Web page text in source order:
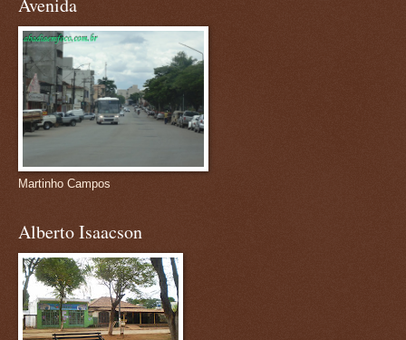
Avenida
Martinho Campos
Alberto Isaacson